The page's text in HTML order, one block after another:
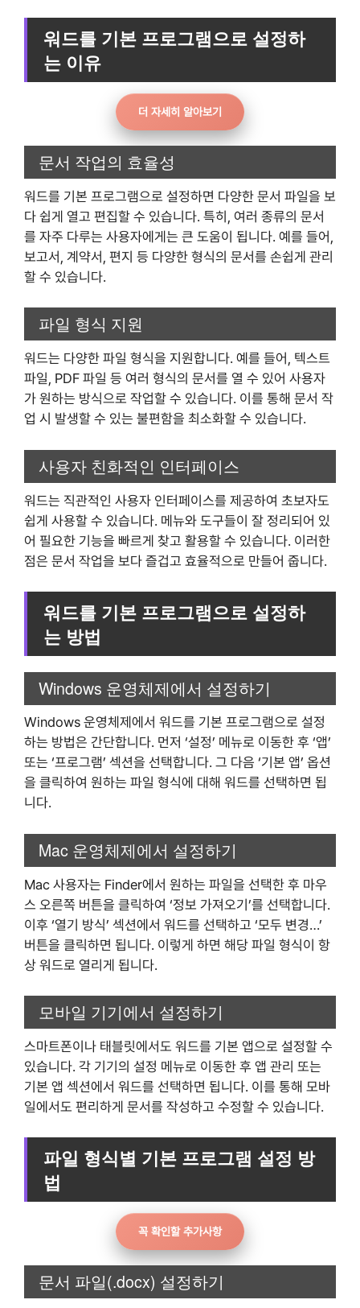
워드를 기본 프로그램으로 설정하
는 이유
더 자세히 알아보기
문서 작업의 효율성
워드를 기본 프로그램으로 설정하면 다양한 문서 파일을 보
다 쉽게 열고 편집할 수 있습니다. 특히, 여러 종류의 문서
를 자주 다루는 사용자에게는 큰 도움이 됩니다. 예를 들어,
보고서, 계약서, 편지 등 다양한 형식의 문서를 손쉽게 관리
할 수 있습니다.
파일 형식 지원
워드는 다양한 파일 형식을 지원합니다. 예를 들어, 텍스트
파일, PDF 파일 등 여러 형식의 문서를 열 수 있어 사용자
가 원하는 방식으로 작업할 수 있습니다. 이를 통해 문서 작
업 시 발생할 수 있는 불편함을 최소화할 수 있습니다.
사용자 친화적인 인터페이스
워드는 직관적인 사용자 인터페이스를 제공하여 초보자도
쉽게 사용할 수 있습니다. 메뉴와 도구들이 잘 정리되어 있
어 필요한 기능을 빠르게 찾고 활용할 수 있습니다. 이러한
점은 문서 작업을 보다 즐겁고 효율적으로 만들어 줍니다.
워드를 기본 프로그램으로 설정하
는 방법
Windows 운영체제에서 설정하기
Windows 운영체제에서 워드를 기본 프로그램으로 설정
하는 방법은 간단합니다. 먼저 ‘설정’ 메뉴로 이동한 후 ‘앱’
또는 ‘프로그램’ 섹션을 선택합니다. 그 다음 ‘기본 앱’ 옵션
을 클릭하여 원하는 파일 형식에 대해 워드를 선택하면 됩
니다.
Mac 운영체제에서 설정하기
Mac 사용자는 Finder에서 원하는 파일을 선택한 후 마우
스 오른쪽 버튼을 클릭하여 ‘정보 가져오기’를 선택합니다.
이후 ‘열기 방식’ 섹션에서 워드를 선택하고 ‘모두 변경…’
버튼을 클릭하면 됩니다. 이렇게 하면 해당 파일 형식이 항
상 워드로 열리게 됩니다.
모바일 기기에서 설정하기
스마트폰이나 태블릿에서도 워드를 기본 앱으로 설정할 수
있습니다. 각 기기의 설정 메뉴로 이동한 후 앱 관리 또는
기본 앱 섹션에서 워드를 선택하면 됩니다. 이를 통해 모바
일에서도 편리하게 문서를 작성하고 수정할 수 있습니다.
파일 형식별 기본 프로그램 설정 방
법
꼭 확인할 추가사항
문서 파일(.docx) 설정하기